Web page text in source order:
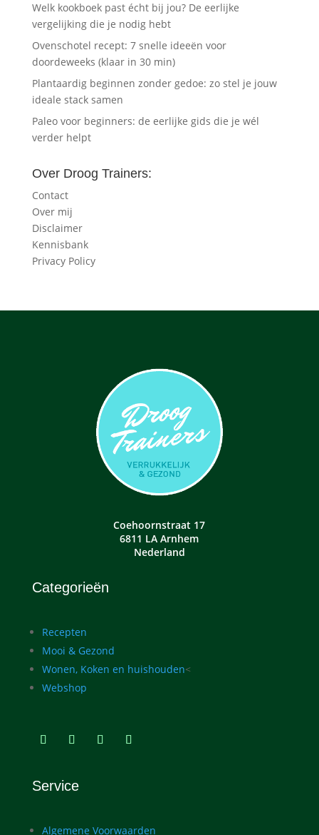
Welk kookboek past écht bij jou? De eerlijke
vergelijking die je nodig hebt
Ovenschotel recept: 7 snelle ideeën voor
doordeweeks (klaar in 30 min)
Plantaardig beginnen zonder gedoe: zo stel je jouw
ideale stack samen
Paleo voor beginners: de eerlijke gids die je wél
verder helpt
Over Droog Trainers:
Contact
Over mij
Disclaimer
Kennisbank
Privacy Policy
Coehoornstraat 17
6811 LA Arnhem
Nederland
Categorieën
Recepten
Mooi & Gezond
Wonen, Koken en huishouden<
Webshop
Service
Algemene Voorwaarden